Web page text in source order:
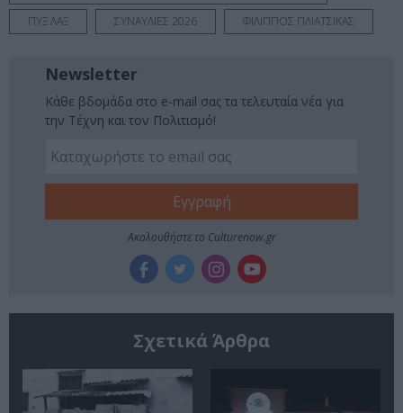
ΠΥΞ ΛΑΞ
ΣΥΝΑΥΛΙΕΣ 2026 ΦΙΛΙΠΠΟΣ ΠΛΙΑΤΣΙΚΑΣ
Newsletter
Κάθε βδομάδα στο e-mail σας τα τελευταία νέα για
την Τέχνη και τον Πολιτισμό!
Ακολουθήστε το Culturenow.gr
Σχετικά Άρθρα